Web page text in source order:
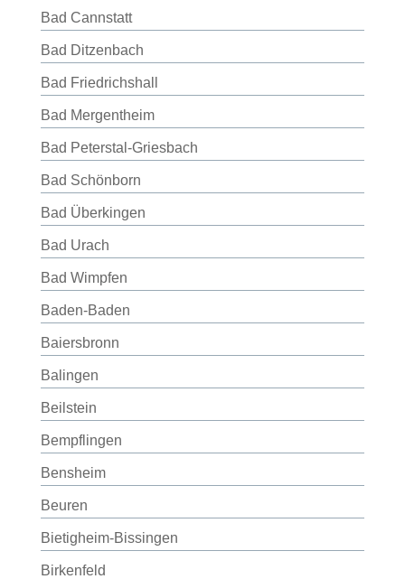
Bad Cannstatt
Bad Ditzenbach
Bad Friedrichshall
Bad Mergentheim
Bad Peterstal-Griesbach
Bad Schönborn
Bad Überkingen
Bad Urach
Bad Wimpfen
Baden-Baden
Baiersbronn
Balingen
Beilstein
Bempflingen
Bensheim
Beuren
Bietigheim-Bissingen
Birkenfeld